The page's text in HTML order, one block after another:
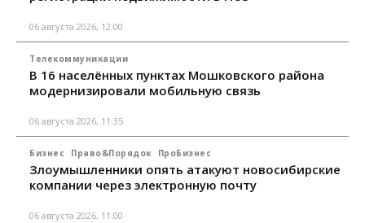
06 августа 2026, 12:00
Телекоммуникации
В 16 населённых пунктах Мошковского района
модернизировали мобильную связь
06 августа 2026, 11:35
Бизнес Право&Порядок ПроБизнес
Злоумышленники опять атакуют новосибирские
компании через электронную почту
06 августа 2026, 11:00